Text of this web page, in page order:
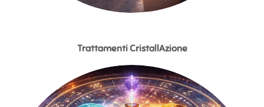
Trattamenti CristallAzione